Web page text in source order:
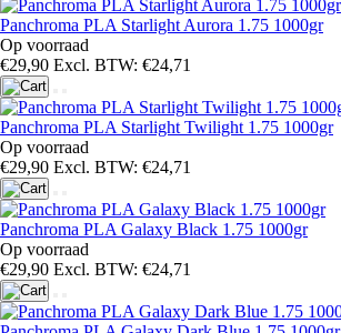
Panchroma PLA Starlight Aurora 1.75 1000gr
Op voorraad
€29,90 Excl. BTW: €24,71
Panchroma PLA Starlight Twilight 1.75 1000gr
Op voorraad
€29,90 Excl. BTW: €24,71
Panchroma PLA Galaxy Black 1.75 1000gr
Op voorraad
€29,90 Excl. BTW: €24,71